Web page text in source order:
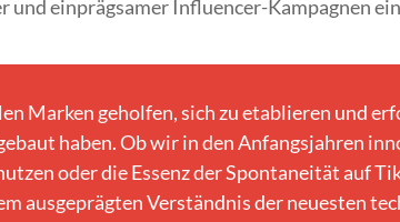
und einprägsamer Influencer-Kampagnen
Marken geholfen, sich zu etablieren und
haben. Ob wir in den Anfangsjahren
oder die Essenz der Spontaneität auf
ausgeprägten Verständnis der neuesten